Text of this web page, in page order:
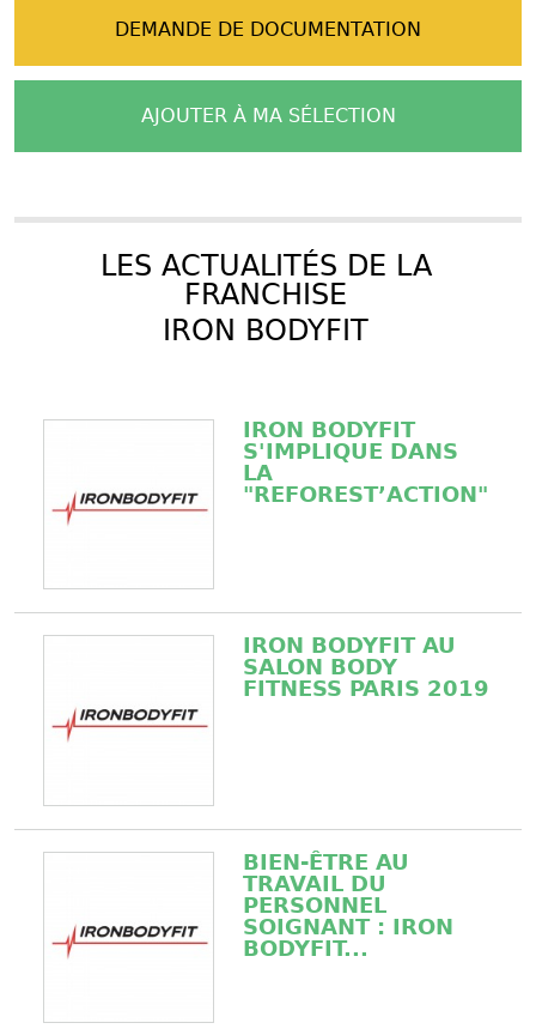
DEMANDE DE DOCUMENTATION
AJOUTER À MA SÉLECTION
LES ACTUALITÉS DE LA
FRANCHISE
IRON BODYFIT
IRON BODYFIT
S'IMPLIQUE DANS
LA
"REFOREST’ACTION"
IRON BODYFIT AU
SALON BODY
FITNESS PARIS 2019
BIEN-ÊTRE AU
TRAVAIL DU
PERSONNEL
SOIGNANT : IRON
BODYFIT...